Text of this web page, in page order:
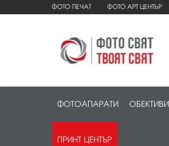
ФОТО ПЕЧАТ ФОТО АРТ ЦЕНТЪР
ФОТОАПАРАТИ ОБЕКТИВИ
ПРИНТ ЦЕНТЪР